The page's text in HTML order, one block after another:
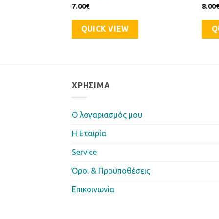
7.00€
QUICK VIEW
8.00
ΧΡΉΣΙΜΑ
Ο λογαριασμός μου
Η Eταιρία
Service
Όροι & Προϋποθέσεις
Επικοινωνία